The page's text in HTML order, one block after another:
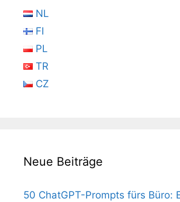
NL
FI
PL
TR
CZ
Neue Beiträge
50 ChatGPT-Prompts fürs Büro: